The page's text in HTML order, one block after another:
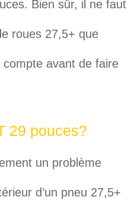
Bien sûr, il ne faut
roues 27,5+ que
compte avant de faire
29 pouces?
un problème
d’un pneu 27,5+